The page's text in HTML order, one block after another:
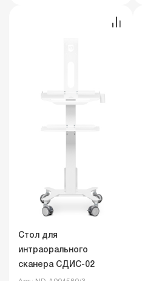
Стол для
интраорального
сканера СДИС-02